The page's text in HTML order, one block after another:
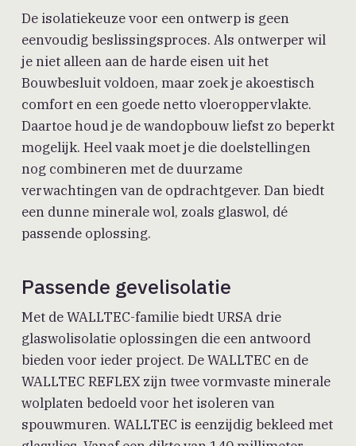
De isolatiekeuze voor een ontwerp is geen
eenvoudig beslissingsproces. Als ontwerper wil
je niet alleen aan de harde eisen uit het
Bouwbesluit voldoen, maar zoek je akoestisch
comfort en een goede netto vloeroppervlakte.
Daartoe houd je de wandopbouw liefst zo beperkt
mogelijk. Heel vaak moet je die doelstellingen
nog combineren met de duurzame
verwachtingen van de opdrachtgever. Dan biedt
een dunne minerale wol, zoals glaswol, dé
passende oplossing.
Passende gevelisolatie
Met de WALLTEC-familie biedt URSA drie
glaswolisolatie oplossingen die een antwoord
bieden voor ieder project. De WALLTEC en de
WALLTEC REFLEX zijn twee vormvaste minerale
wolplaten bedoeld voor het isoleren van
spouwmuren. WALLTEC is eenzijdig bekleed met